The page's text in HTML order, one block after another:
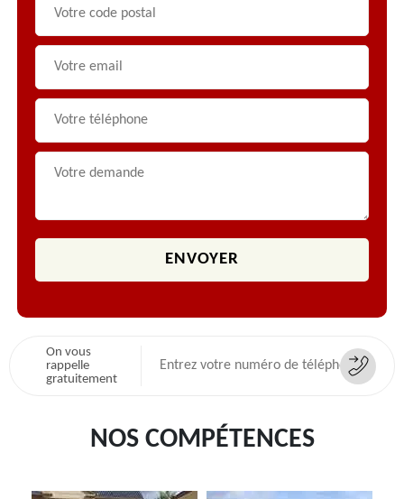
On vous
rappelle
gratuitement
NOS COMPÉTENCES